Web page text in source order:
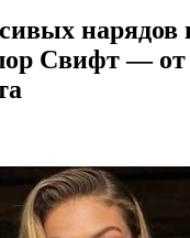
нарядов
Свифт — от